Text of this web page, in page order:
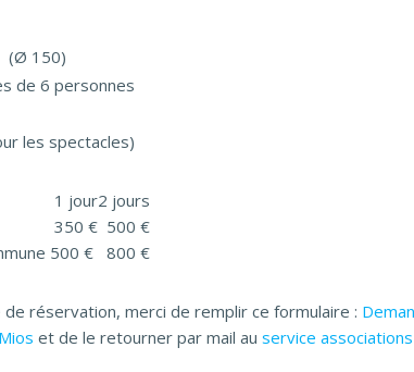
(Ø 150)
de 6 personnes
les spectacles)
1 jour2 jours
350 € 500 €
500 € 800 €
réservation, merci de remplir ce formulaire :
et de le retourner par mail au service